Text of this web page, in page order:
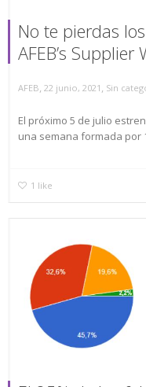
No te pierdas
AFEB’s Supplier
AFEB, 22 junio, 2021 , Sin
El próximo 5 de julio
una semana formada por
1 like